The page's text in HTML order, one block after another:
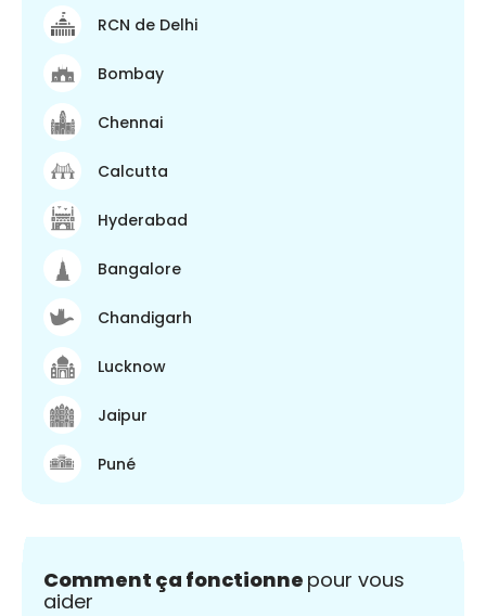
RCN de Delhi
Bombay
Chennai
Calcutta
Hyderabad
Bangalore
Chandigarh
Lucknow
Jaipur
Puné
Comment ça fonctionne pour vous
aider